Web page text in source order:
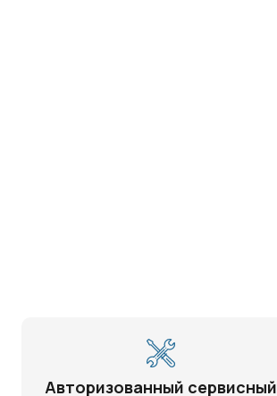
Авторизованный сервисный